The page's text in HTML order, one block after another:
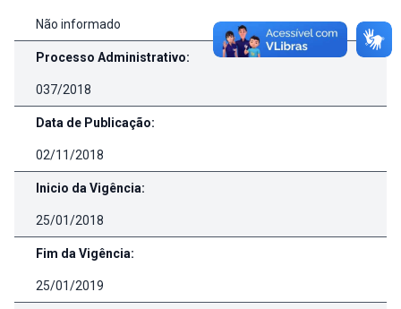
Não informado
Processo Administrativo:
037/2018
Data de Publicação:
02/11/2018
Inicio da Vigência:
25/01/2018
Fim da Vigência:
25/01/2019